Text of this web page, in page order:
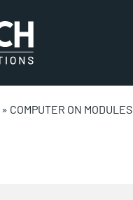
» COMPUTER ON MODULES